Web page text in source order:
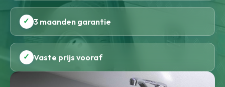
✓ 3 maanden garantie
✓ Vaste prijs vooraf